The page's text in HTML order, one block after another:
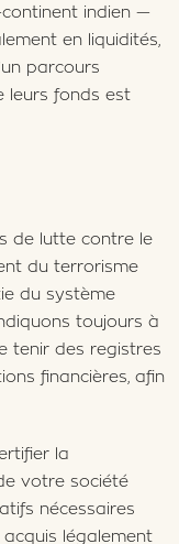
continent indien —
en liquidités,
parcours
leurs fonds est
de lutte contre le
du terrorisme
du système
toujours à
tenir des registres
financières, afin
la
votre société
nécessaires
légalement